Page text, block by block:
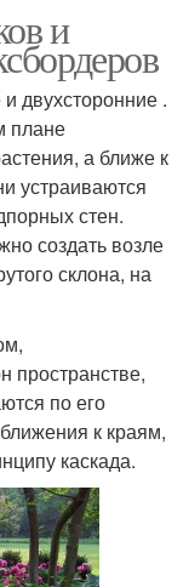
и
двухсторонние .
плане
а ближе к
устраиваются
стен.
создать возле
склона, на
пространстве,
по его
к краям,
каскада.